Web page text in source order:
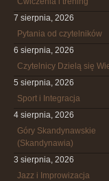
7 sierpnia, 2026
Pytania od czytelników
6 sierpnia, 2026
Czytelnicy Dzielą się
5 sierpnia, 2026
Sport i Integracja
4 sierpnia, 2026
Góry Skandynawskie
(Skandynawia)
3 sierpnia, 2026
Jazz i Improwizacja